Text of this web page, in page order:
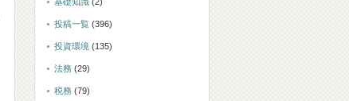
投稿一覧 (396)
投資環境 (135)
法務 (29)
税務 (79)